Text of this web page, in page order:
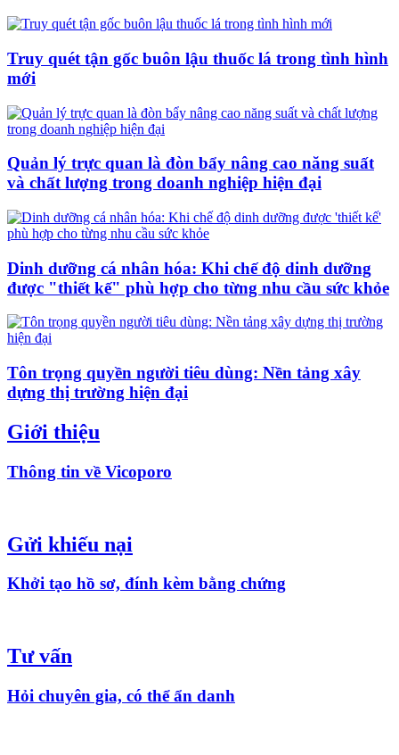
Truy quét tận gốc buôn lậu thuốc lá trong tình hình
mới
Quản lý trực quan là đòn bẩy nâng cao năng suất
và chất lượng trong doanh nghiệp hiện đại
Dinh dưỡng cá nhân hóa: Khi chế độ dinh dưỡng
được "thiết kế" phù hợp cho từng nhu cầu sức khỏe
Tôn trọng quyền người tiêu dùng: Nền tảng xây
dựng thị trường hiện đại
Giới thiệu
Thông tin về Vicoporo
Gửi khiếu nại
Khởi tạo hồ sơ, đính kèm bằng chứng
Tư vấn
Hỏi chuyên gia, có thể ẩn danh